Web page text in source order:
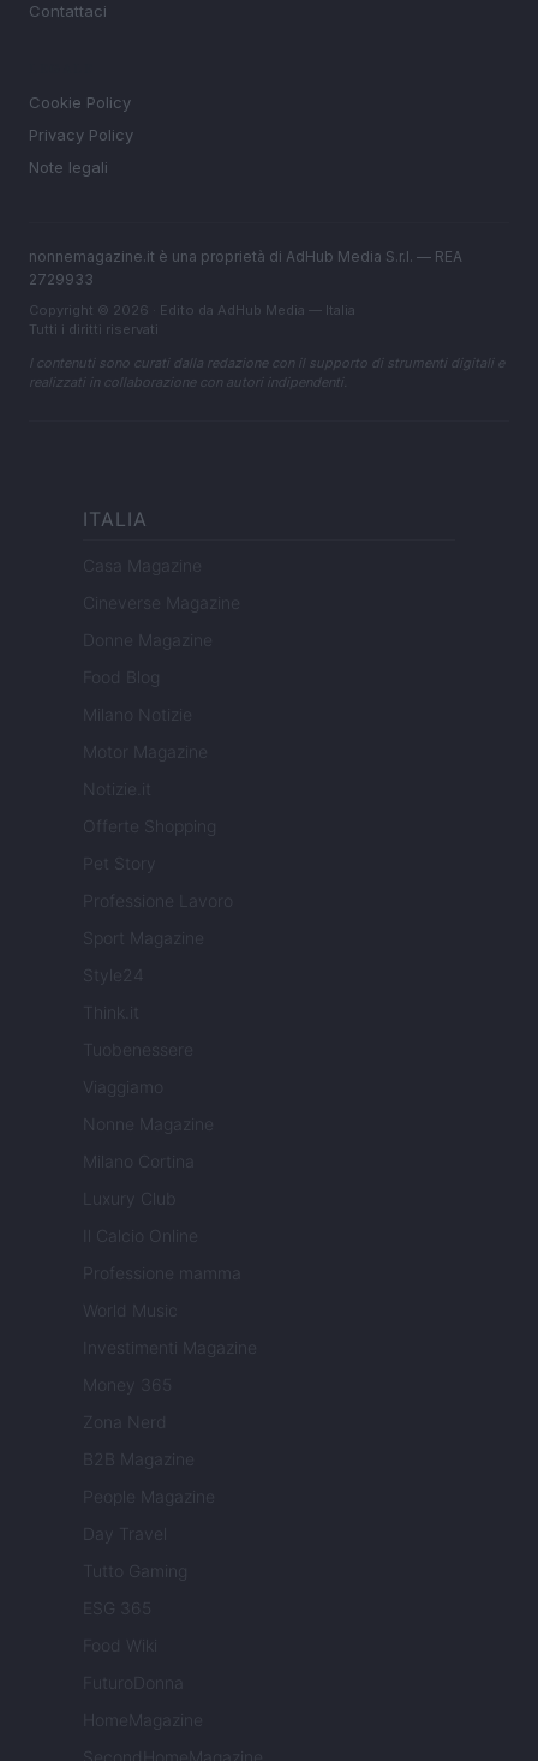
Contattaci
Cookie Policy
Privacy Policy
Note legali
nonnemagazine.it è una proprietà di AdHub Media S.r.l. — REA
2729933
Copyright © 2026 · Edito da AdHub Media — Italia
Tutti i diritti riservati
I contenuti sono curati dalla redazione con il supporto di strumenti digitali e
realizzati in collaborazione con autori indipendenti.
ITALIA
Casa Magazine
Cineverse Magazine
Donne Magazine
Food Blog
Milano Notizie
Motor Magazine
Notizie.it
Offerte Shopping
Professione Lavoro
Sport Magazine
Style24
Think.it
Tuobenessere
Viaggiamo
Nonne Magazine
Milano Cortina
Luxury Club
Il Calcio Online
Professione mamma
World Music
Investimenti Magazine
Money 365
Zona Nerd
B2B Magazine
People Magazine
Day Travel
Tutto Gaming
ESG 365
Food Wiki
FuturoDonna
HomeMagazine
SecondHomeMagazine